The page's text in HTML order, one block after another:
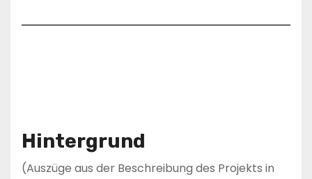
Hintergrund
(Auszüge aus der Beschreibung des Projekts in